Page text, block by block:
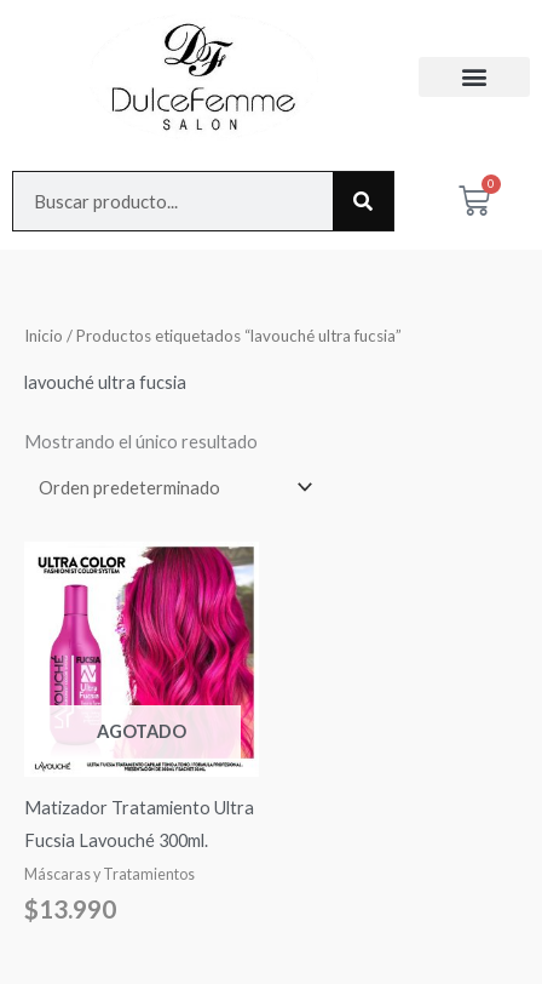
0
Cart
Inicio / Productos etiquetados “lavouché ultra fucsia”
lavouché ultra fucsia
Mostrando el único resultado
AGOTADO
Matizador Tratamiento Ultra
Fucsia Lavouché 300ml.
Máscaras y Tratamientos
$13.990